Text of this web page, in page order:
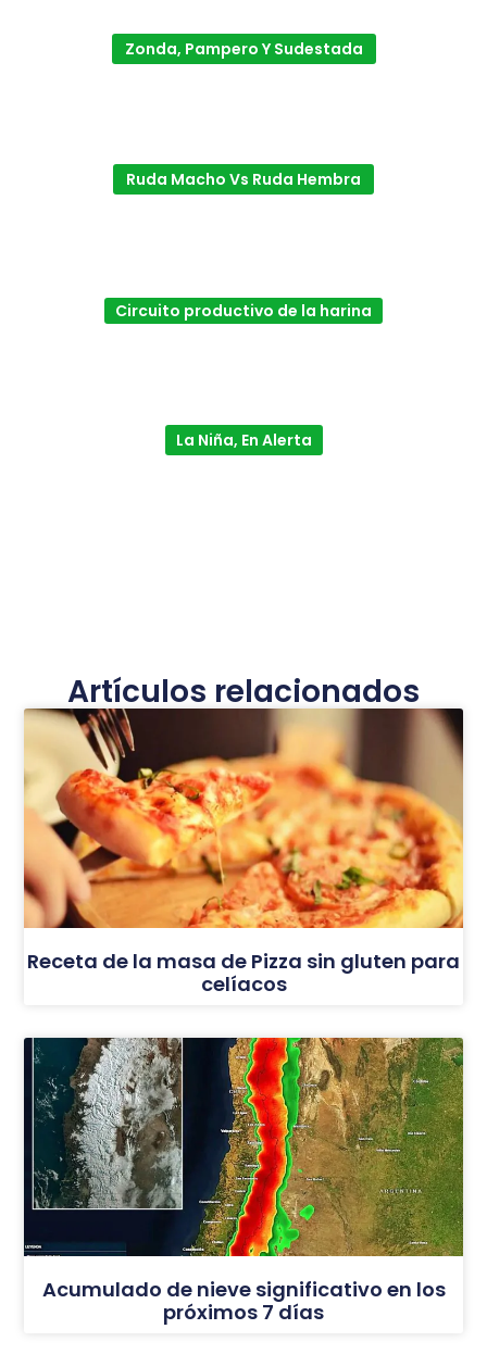
Zonda, Pampero Y Sudestada
Ruda Macho Vs Ruda Hembra
Circuito productivo de la harina
La Niña, En Alerta
Artículos relacionados
Receta de la masa de Pizza sin gluten para
celíacos
Acumulado de nieve significativo en los
próximos 7 días